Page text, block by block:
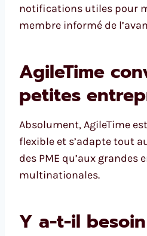
notifications utiles pour
membre informé de
AgileTime
petites
Absolument, AgileTime
flexible et s’adapte tout
des PME qu’aux grandes
multinationales.
Y a-t-il